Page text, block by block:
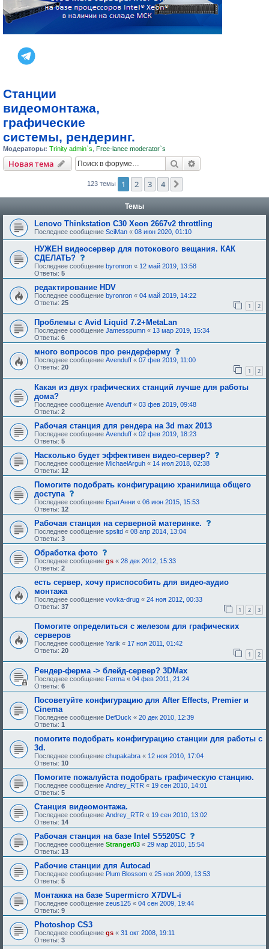
Станции
видеомонтажа,
графические
системы, рендеринг.
Модераторы: Trinity admin`s Free-lance moderator`s
Новая тема Поиск
123 темы 1 2 3 4
Темы
Lenovo Thinkstation C30 Xeon 2667v2 throttling
Последнее сообщение SciMan « 08 июн 2020, 01:10
НУЖЕН видеосервер для потокового вещания. КАК
СДЕЛАТЬ?
о
о
б
щ
е
н
е
,
т
р
е
б
у
ю
е
е
о
б
е
н
:
Последнее сообщение byronron « 12 май 2019, 13:58
Ответы: 5
редактирование HDV
Последнее сообщение byronron « 04 май 2019, 14:22
Ответы: 25 1 2
Проблемы с Avid Liquid 7.2+MetaLan
Последнее сообщение Jamesspumn « 13 мар 2019, 15:34
Ответы: 6
много вопросов про рендерферму
о
о
щ
е
н
и
е
,
р
е
ю
щ
о
о
р
е
н
я
Последнее сообщение Avenduff « 07 фев 2019, 11:00
Ответы: 20 1 2
Какая из двух графических станций лучше для работы
дома?
Последнее сообщение Avenduff « 03 фев 2019, 09:48
Ответы: 2
Рабочая станция для рендера на 3d max 2013
Последнее сообщение Avenduff « 02 фев 2019, 18:23
Ответы: 5
Насколько будет эффективен видео-сервер?
б
щ
е
е
о
б
р
е
Последнее сообщение MichaelArguh « 14 июл 2018, 02:38
Ответы: 12
Помогите подобрать конфигурацию хранилища общего
доступа
о
о
б
щ
е
н
и
е
,
т
р
б
ю
о
о
н
и
Последнее сообщение БратАнни « 06 июн 2015, 15:53
Ответы: 12
Рабочая станция на серверной материнке.
б
и
е
,
б
ю
н
Последнее сообщение spsltd « 08 апр 2014, 13:04
Ответы: 3
Обработка фото
о
о
б
щ
е
и
,
т
р
б
е
е
о
р
н
и
:
Последнее сообщение gs « 28 дек 2012, 15:33
Ответы: 2
есть сервер, хочу приспособить для видео-аудио
монтажа
Последнее сообщение vovka-drug « 24 ноя 2012, 00:33
Ответы: 37 1 2 3
Помогите определиться с железом для графических
серверов
Последнее сообщение Yarik « 17 ноя 2011, 01:42
Ответы: 20 1 2
Рендер-ферма -> блейд-сервер? 3DMax
Последнее сообщение Ferma « 04 фев 2011, 21:24
Ответы: 6
Посоветуйте конфигурацию для After Effects, Premier и
Cinema
Последнее сообщение DefDuck « 20 дек 2010, 12:39
Ответы: 1
помогите подобрать конфигурацию станции для работы с
3d.
Последнее сообщение chupakabra « 12 ноя 2010, 17:04
Ответы: 10
Помогите пожалуйста подобрать графическую станцию.
Последнее сообщение Andrey_RTR « 19 сен 2010, 14:01
Ответы: 5
Станция видеомонтажа.
Последнее сообщение Andrey_RTR « 19 сен 2010, 13:02
Ответы: 14
Рабочая станция на базе Intel S5520SC
о
о
б
е
н
и
р
Последнее сообщение Stranger03 « 29 мар 2010, 15:54
Ответы: 13
Рабочие станции для Autocad
Последнее сообщение Plum Blossom « 25 ноя 2009, 13:53
Ответы: 5
Монтажка на базе Supermicro X7DVL-i
Последнее сообщение zeus125 « 04 сен 2009, 19:44
Ответы: 9
Photoshop CS3
Последнее сообщение gs « 31 окт 2008, 19:11
Ответы: 3